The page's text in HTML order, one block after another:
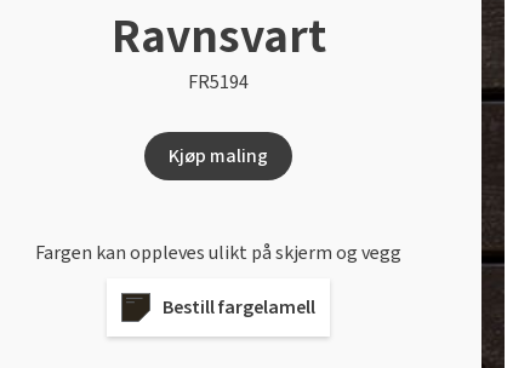
Ravnsvart
FR5194
Kjøp maling
Fargen kan oppleves ulikt på skjerm og vegg
Bestill fargelamell